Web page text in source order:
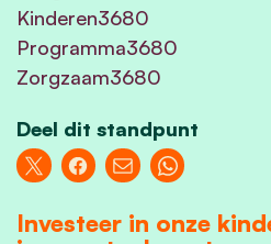
Kinderen3680
Programma3680
Zorgzaam3680
Deel dit standpunt
Investeer in onze